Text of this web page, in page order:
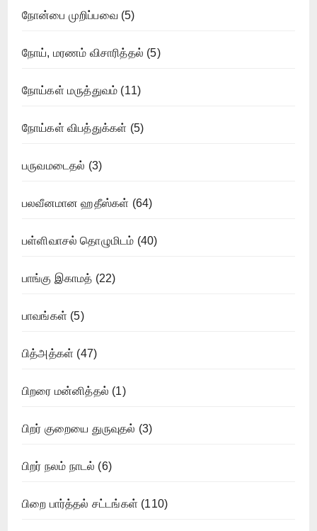
நோன்பை முறிப்பவை(5)
நோய், மரணம் விசாரித்தல் (5)
நோய்கள் மருத்துவம் (11)
நோய்கள் விபத்துக்கள் (5)
பருவமடைதல் (3)
பலவீனமான ஹதீஸ்கள் (64)
பள்ளிவாசல் தொழுமிடம் (40)
பாங்கு இகாமத் (22)
பாவங்கள் (5)
பித்அத்கள் (47)
பிறரை மன்னித்தல் (1)
பிறர் குறையை துருவுதல் (3)
பிறர் நலம் நாடல் (6)
பிறை பார்த்தல் சட்டங்கள் (110)